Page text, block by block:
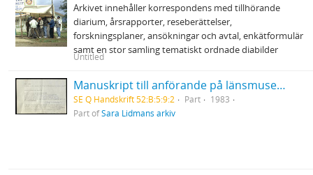
Arkivet innehåller korrespondens med tillhörande
diarium, årsrapporter, reseberättelser,
forskningsplaner, ansökningar och avtal, enkätformulär
samt en stor samling tematiskt ordnade diabilder
Untitled
Manuskript till anförande på länsmuseet i Umeå vid invigningen av Sinnenas skog 12/6 1983
SE Q Handskrift 52:B:5:9:2 Part
1983
Part ofSara Lidmans arkiv